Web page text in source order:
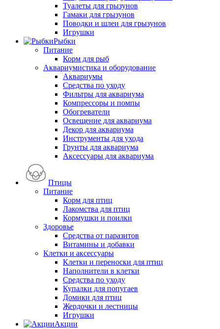
Туалеты для грызунов
Гамаки для грызунов
Поводки и шлеи для грызунов
Игрушки
Рыбки
Питание
Корм для рыб
Аквариумистика и оборудование
Аквариумы
Средства по уходу
Фильтры для аквариума
Компрессоры и помпы
Обогреватели
Освещение для аквариума
Декор для аквариума
Инструменты для ухода
Грунты для аквариума
Аксессуары для аквариума
Птицы
Питание
Корм для птиц
Лакомства для птиц
Кормушки и поилки
Здоровье
Средства от паразитов
Витамины и добавки
Клетки и аксессуары
Клетки и переноски для птиц
Наполнители в клетки
Средства по уходу
Купалки для попугаев
Домики для птиц
Жердочки и лестницы
Игрушки
Акции